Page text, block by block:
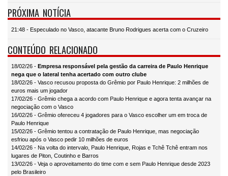
PRÓXIMA NOTÍCIA
21:48 - Especulado no Vasco, atacante Bruno Rodrigues acerta com o Cruzeiro
CONTEÚDO RELACIONADO
18/02/26 - Empresa responsável pela gestão da carreira de Paulo Henrique
nega que o lateral tenha acertado com outro clube
18/02/26 - Vasco recusou proposta do Grêmio por Paulo Henrique: 2 milhões de
euros mais um jogador
17/02/26 - Grêmio chega a acordo com Paulo Henrique e agora tenta avançar na
negociação com o Vasco
16/02/26 - Grêmio ofereceu 4 jogadores para o Vasco escolher um em troca de
Paulo Henrique
15/02/26 - Grêmio tentou a contratação de Paulo Henrique, mas negociação
esfriou após o Vasco pedir 10 milhões de euros
14/02/26 - Na volta do intervalo, Paulo Henrique, Rojas e Tchê Tchê entram nos
lugares de Piton, Coutinho e Barros
13/02/26 - Veja o aproveitamento do time com e sem Paulo Henrique desde 2023
pelo Brasileiro